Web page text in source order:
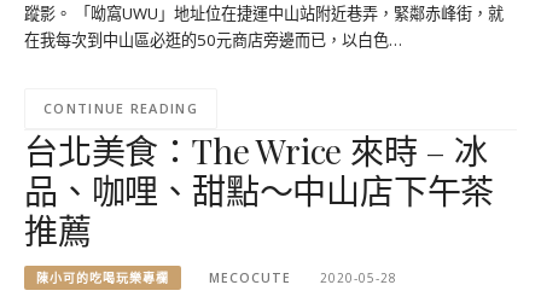
蹤影。 「呦窩UWU」地址位在捷運中山站附近巷弄，緊鄰赤峰街，就
在我每次到中山區必逛的50元商店旁邊而已，以白色…
CONTINUE READING
台北美食：The Wrice 來時 – 冰
品、咖哩、甜點～中山店下午茶
推薦
陳小可的吃喝玩樂專欄 MECOCUTE 2020-05-28